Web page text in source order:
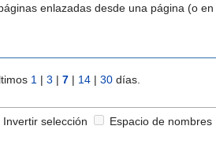
enlazadas desde una página (o
1 | 3 | 7 | 14 | 30 días.
Invertir selección
Espacio de nombres